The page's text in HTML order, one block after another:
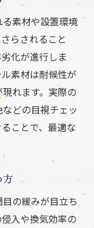
素材や設置環境
らされること
化が進行しま
素材は耐候性が
れます。実際の
どの目視チェッ
ことで、最適な
方
の緩みが目立ち
入や換気効率の